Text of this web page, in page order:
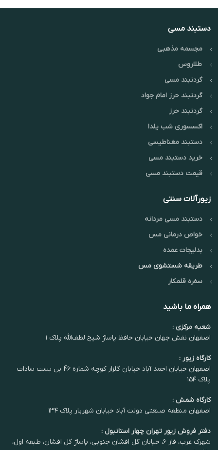
دستبند مسی
مجسمه مذهبی
طلاروس
گردنبند مسی
گردنبند حرز امام جواد
گردنبند حرز
اکسسوری شب یلدا
دستبند مغناطیسی
خرید دستبند مسی
قیمت دستبند مسی
زیورآلات سنتی
دستبند مسی مردانه
خواص درمانی مس
بدلیجات عمده
طریقه شستشوی مس
سفره قلمکار
همراه ما باشید
شعبه مرکزی :
اصفهان نقش جهان خیابان حافظ پاساژ شیخ لطف‌الله پلاک ۱
کارگاه زیور :
اصفهان خیابان احمد آباد خیابان گلزار کوچه شماره 46 بن بست سادات
پلاک ۱۵۴
کارگاه شمش :
اصفهان منطقه صنعتی دولت آباد خیابان شهریار پلاک ۱۳۴
دفتر فروش زیور تهران چهار استانبول :
شهرک غرب، فاز ۶، خیابان گل افشان جنوبی، پاساژ گل افشان، طبقه اول،